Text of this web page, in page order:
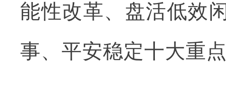
能性改革、盘活低效
事、平安稳定十大重